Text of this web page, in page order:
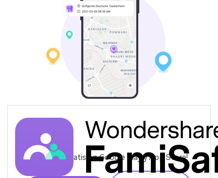
¡Pruébalo gratis en Google Play y App Store!